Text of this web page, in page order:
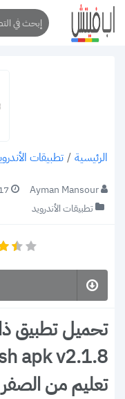
الرئيسية / تطبيقات
Ayman Mansour
17
تطبيقات الأندرويد
تحميل تطبيق
apk v2.1.8
تعليم من